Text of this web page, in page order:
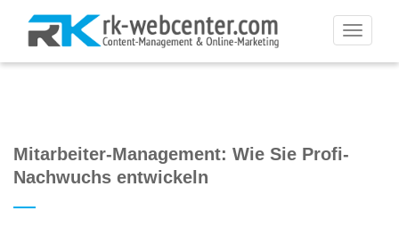
Toggle
Mitarbeiter-Management: Wie Sie Profi-
Nachwuchs entwickeln